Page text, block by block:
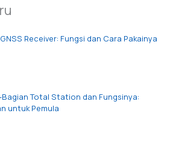
Receiver: Fungsi dan Cara Pakainya
Total Station dan Fungsinya:
untuk Pemula